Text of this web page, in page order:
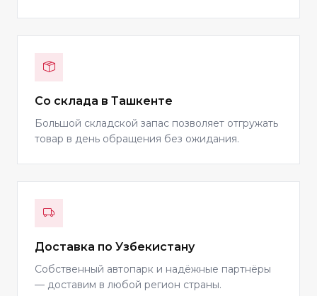
Со склада в Ташкенте
Большой складской запас позволяет отгружать
товар в день обращения без ожидания.
Доставка по Узбекистану
Собственный автопарк и надёжные партнёры
— доставим в любой регион страны.